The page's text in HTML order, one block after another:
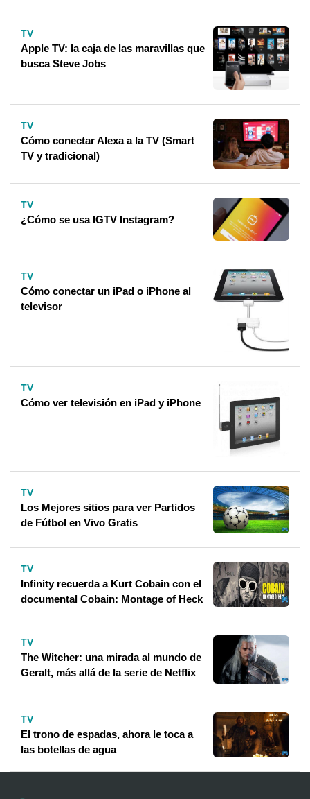
TV
Apple TV: la caja de las maravillas que
busca Steve Jobs
TV
Cómo conectar Alexa a la TV (Smart
TV y tradicional)
TV
¿Cómo se usa IGTV Instagram?
TV
Cómo conectar un iPad o iPhone al
televisor
TV
Cómo ver televisión en iPad y iPhone
TV
Los Mejores sitios para ver Partidos
de Fútbol en Vivo Gratis
TV
Infinity recuerda a Kurt Cobain con el
documental Cobain: Montage of Heck
TV
The Witcher: una mirada al mundo de
Geralt, más allá de la serie de Netflix
TV
El trono de espadas, ahora le toca a
las botellas de agua